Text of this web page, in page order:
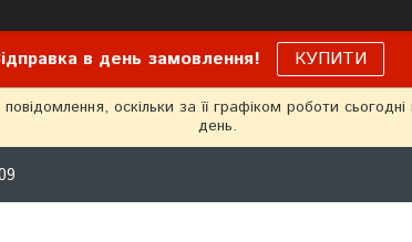
в день замовлення! КУПИТИ
оскільки за її графіком роботи
день.